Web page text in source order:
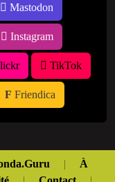
Mastodon
Instagram
TikTok
Friendica
|
À